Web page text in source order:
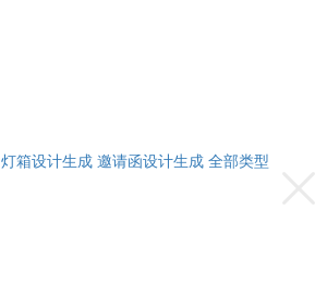
灯箱设计生成 邀请函设计生成 全部类型